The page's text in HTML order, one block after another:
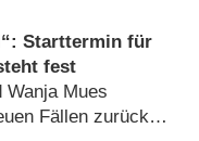
Starttermin für
fest
Wanja Mues
Fällen zurück